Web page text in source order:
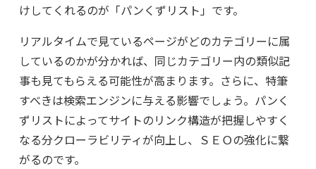
けしてくれるのが「パンくずリスト」です。
リアルタイムで見ているページがどのカテゴリーに属
しているのかが分かれば、同じカテゴリー内の類似記
事も見てもらえる可能性が高まります。さらに、特筆
すべきは検索エンジンに与える影響でしょう。パンく
ずリストによってサイトのリンク構造が把握しやすく
なる分クローラビリティが向上し、ＳＥＯの強化に繋
がるのです。